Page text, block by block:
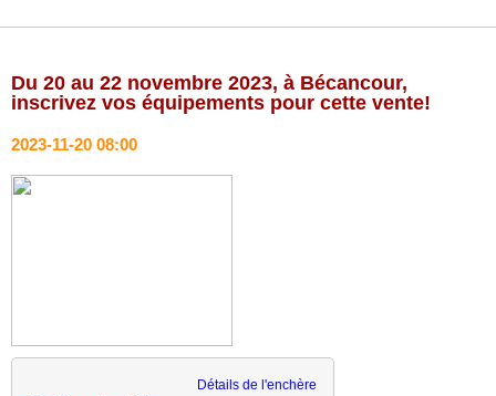
Du 20 au 22 novembre 2023, à Bécancour,
inscrivez vos équipements pour cette vente!
2023-11-20 08:00
Détails de l'enchère